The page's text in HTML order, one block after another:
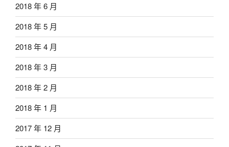
2018 年 6 月
2018 年 5 月
2018 年 4 月
2018 年 3 月
2018 年 2 月
2018 年 1 月
2017 年 12 月